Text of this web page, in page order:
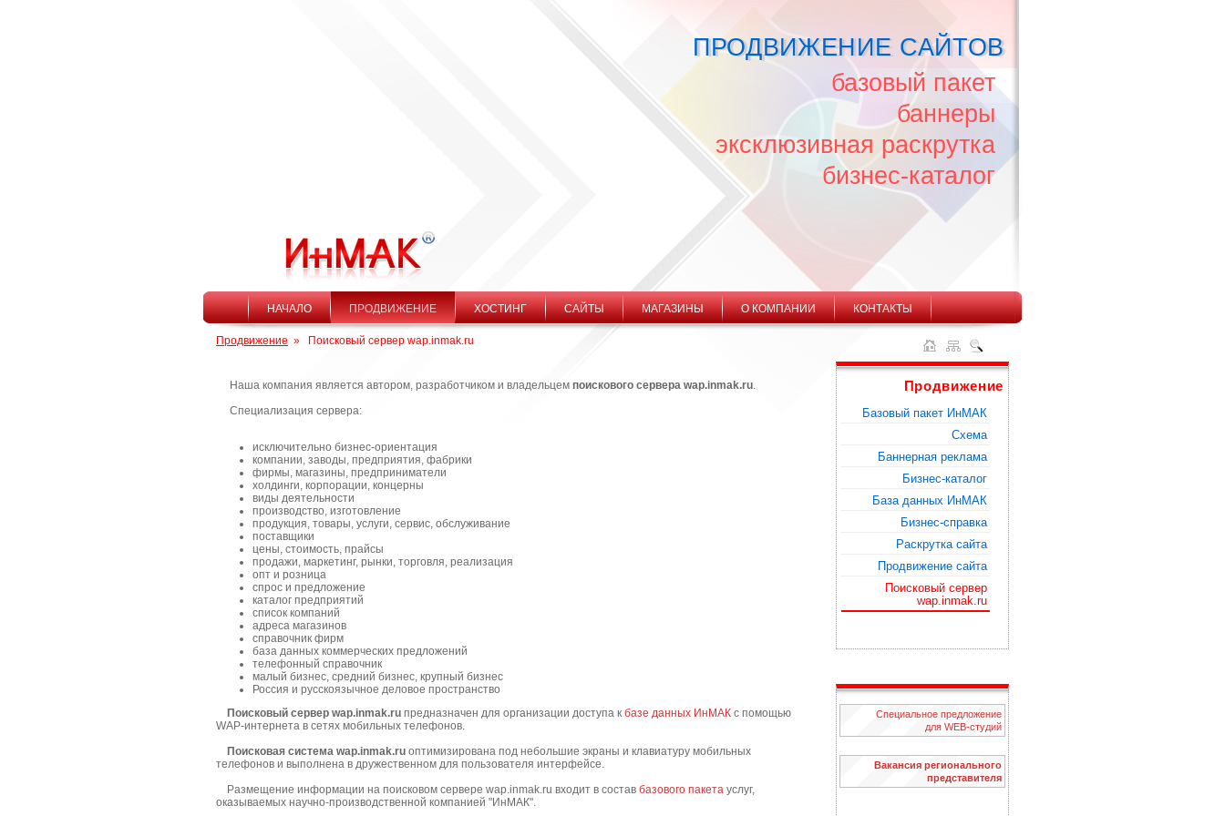
ПРОДВИЖЕНИЕ САЙТОВ
базовый пакет
баннеры
эксклюзивная раскрутка
бизнес-каталог
НАЧАЛО ПРОДВИЖЕНИЕ ХОСТИНГ САЙТЫ МАГАЗИНЫ О КОМПАНИИ КОНТАКТЫ
Продвижение » Поисковый сервер wap.inmak.ru
Наша компания является автором, разработчиком и владельцем поискового сервера wap.inmak.ru.
Специализация сервера:
исключительно бизнес-ориентация
компании, заводы, предприятия, фабрики
фирмы, магазины, предприниматели
холдинги, корпорации, концерны
виды деятельности
производство, изготовление
продукция, товары, услуги, сервис, обслуживание
поставщики
цены, стоимость, прайсы
продажи, маркетинг, рынки, торговля, реализация
опт и розница
спрос и предложение
каталог предприятий
список компаний
адреса магазинов
справочник фирм
база данных коммерческих предложений
телефонный справочник
малый бизнес, средний бизнес, крупный бизнес
Россия и русскоязычное деловое пространство
Поисковый сервер wap.inmak.ru предназначен для организации доступа к базе данных ИнМАК с помощью
WAP-интернета в сетях мобильных телефонов.
Поисковая система wap.inmak.ru оптимизирована под небольшие экраны и клавиатуру мобильных
телефонов и выполнена в дружественном для пользователя интерфейсе.
Размещение информации на поисковом сервере wap.inmak.ru входит в состав базового пакета услуг,
оказываемых научно-производственной компанией "ИнМАК".
Продвижение
Базовый пакет ИнМАК
Схема
Баннерная реклама
Бизнес-каталог
База данных ИнМАК
Бизнес-справка
Раскрутка сайта
Продвижение сайта
Поисковый сервер
wap.inmak.ru
Специальное предложение
для WЕB-студий
Вакансия регионального
представителя